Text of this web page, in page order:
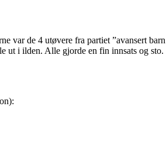
var de 4 utøvere fra partiet ”avansert barn
ut i ilden. Alle gjorde en fin innsats og sto.